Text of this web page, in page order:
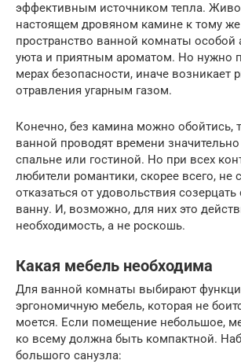
эффективным источником тепла.
настоящем дровяном камине к тому
пространство ванной комнаты особой
уюта и приятным ароматом. Но нужно
мерах безопасности, иначе возникает
отравления угарным газом.
Конечно, без камина можно обойтись,
ванной проводят времени
спальне или гостиной. Но при всех
любители романтики, скорее всего, не
отказаться от удовольствия
ванну. И, возможно, для них это
необходимость, а не роскошь.
Какая мебель необходима
Для ванной комнаты выбирают
эргономичную мебель, которая не
моется. Если помещение небольшое,
ко всему должна быть компактной.
большого санузла: